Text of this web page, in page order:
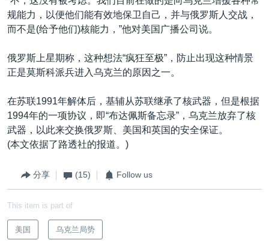
规能力，以便他们能有效地保卫自己，并与俄罗斯人交战，
而不是(给予他们)核能力，”他对美国广播公司说。
俄罗斯上星期称，这种想法“疯狂至极”，防止出现这种情景
正是莫斯科派兵进入乌克兰的原因之一。
在苏联1991年解体后，基辅从苏联继承了核武器，但是根据
1994年的一项协议，即“布达佩斯备忘录”，乌克兰放弃了核
武器，以此来交换俄罗斯、美国和英国的安全保证。
(本文依据了路透社的报道。)
分享 (15) Follow us
This item is part of
美国 乌克兰局势